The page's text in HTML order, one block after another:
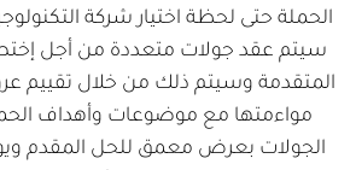
سيتم عقد جولات متعددة من أجل
المتقدمة وسيتم ذلك من خلال تقييم
مواءمتها مع موضوعات وأهداف
الجولات بعرض معمق للحل المقدم